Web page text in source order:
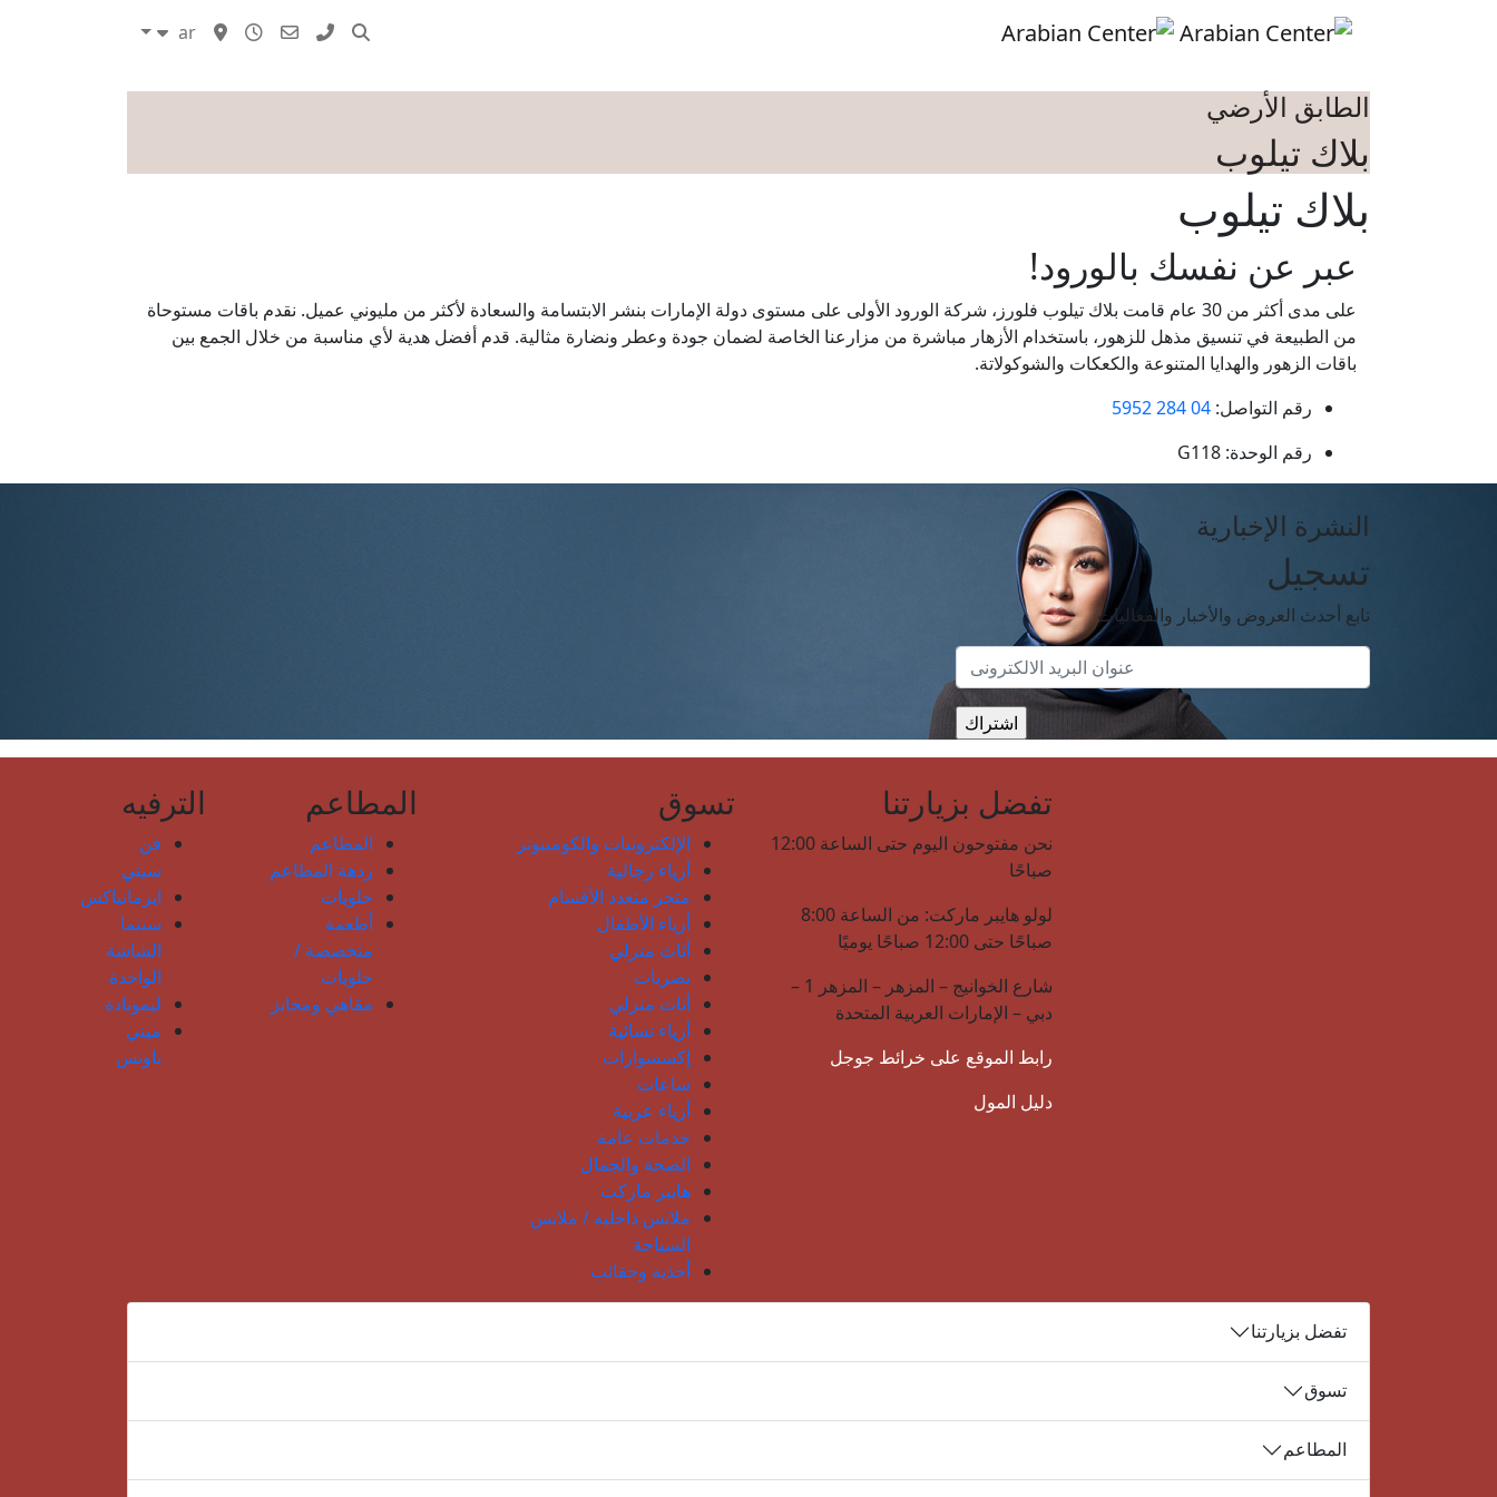
Skip to main content
ar
الطابق الأرضي
بلاك تيلوب
بلاك تيلوب
عبر عن نفسك بالورود!
على مدى أكثر من 30 عام قامت بلاك تيلوب فلورز، شركة الورود الأولى على مستوى دولة الإمارات بنشر الابتسامة والسعادة لأكثر من مليوني عميل. نقدم باقات مستوحاة
من الطبيعة في تنسيق مذهل للزهور، باستخدام الأزهار مباشرة من مزارعنا الخاصة لضمان جودة وعطر ونضارة مثالية. قدم أفضل هدية لأي مناسبة من خلال الجمع بين
باقات الزهور والهدايا المتنوعة والكعكات والشوكولاتة.
رقم التواصل: 04 284 5952
رقم الوحدة: G118
النشرة الإخبارية
تسجيل
تابع أحدث العروض والأخبار والفعاليات
تفضل بزيارتنا
نحن مفتوحون اليوم حتى الساعة 12:00
صباحًا
لولو هايبر ماركت: من الساعة 8:00
صباحًا حتى 12:00 صباحًا يوميًا
شارع الخوانيج – المزهر – المزهر 1 –
دبي – الإمارات العربية المتحدة
رابط الموقع على خرائط جوجل
دليل المول
تسوق
الإلكترونيات والكومبيوتر
أزياء رجالية
متجر متعدد الأقسام
أزياء الأطفال
أثاث منزلي
بصريات
أثاث منزلي
أزياء نسائية
إكسسوارات
ساعات
أزياء عربية
خدمات عامة
الصحة والجمال
هايبر ماركت
ملابس داخلية / ملابس
السباحة
أحذية وحقائب
المطاعم
المطاعم
ردهة المطاعم
حلويات
أطعمة
متخصصة /
حلويات
مقاهي ومخابز
الترفيه
فن
سيتي
ايرمانياكس
سينما
الشاشة
الواحدة
ليمونادة
ميني
باونس
تفضل بزيارتنا
تسوق
المطاعم